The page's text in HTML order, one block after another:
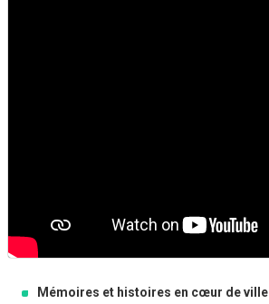
Mémoires et histoires en cœur de ville